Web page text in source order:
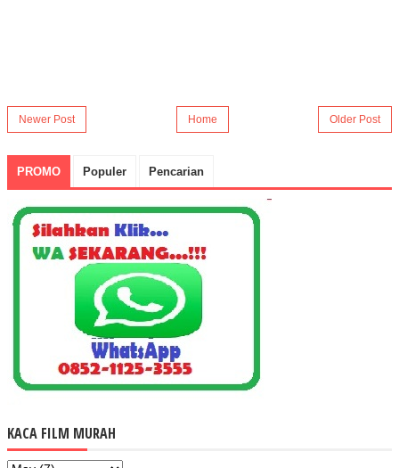
Newer Post Older Post
Home
PROMO Populer Pencarian
KACA FILM MURAH